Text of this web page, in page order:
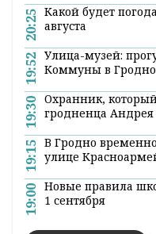
20:25 Какой будет
августа
19:52 Улица-музей:
Коммуны в Гродно
19:30 Охранник,
гродненца
19:15 В Гродно
улице
19:00 Новые правила
1 сентября